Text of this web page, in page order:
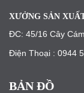
XƯỞNG SẢN
ĐC: 45/16 Cây
Điện Thoại : 0944
BẢN ĐỒ